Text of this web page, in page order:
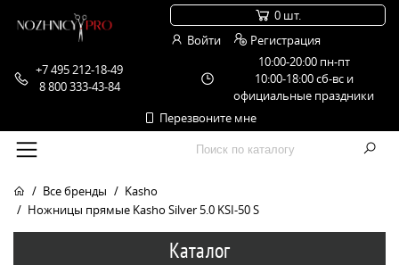
+7 495 212-18-49
8 800 333-43-84
10:00-20:00 пн-пт
10:00-18:00 сб-вс и
официальные праздники
Перезвоните мне
0 шт.
Войти
Регистрация
Все бренды
Kasho
Ножницы прямые Kasho Silver 5.0 KSI-50 S
Каталог